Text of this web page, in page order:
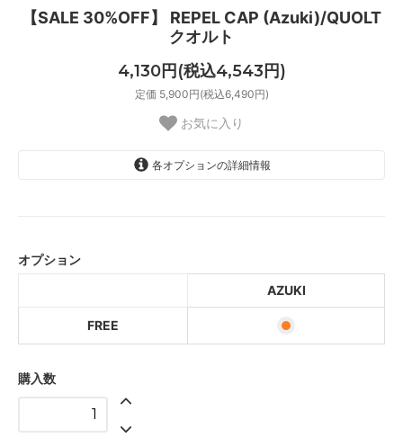
【SALE 30%OFF】 REPEL CAP (Azuki)/QUOLT
クオルト
4,130円(税込4,543円)
定価 5,900円(税込6,490円)
お気に入り
各オプションの詳細情報
オプション
AZUKI
FREE
購入数